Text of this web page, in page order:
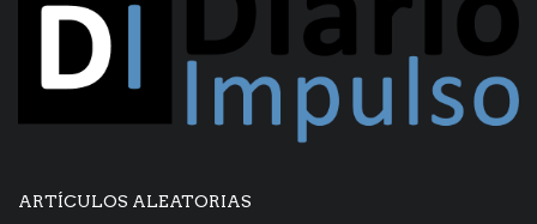
ARTÍCULOS ALEATORIAS